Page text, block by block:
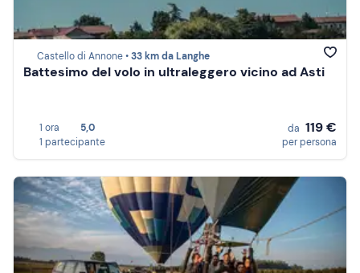
Castello di Annone •33 km da Langhe
Battesimo del volo in ultraleggero vicino ad Asti
1 ora
5,0
1 partecipante
da 119 €
per persona